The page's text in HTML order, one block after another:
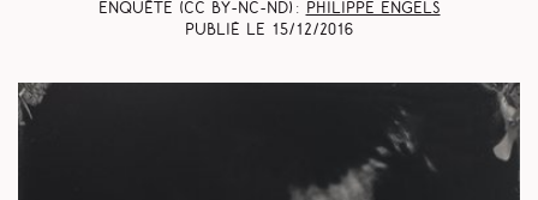
Enquête (CC BY-NC-ND) :
Philippe Engels
Publié le 15/12/2016